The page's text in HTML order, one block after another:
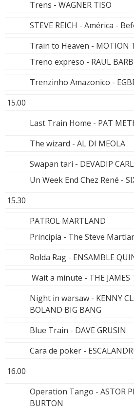
Trens - WAGNER TISO
STEVE REICH - América -
Train to Heaven - MOTION
Treno expreso - RAUL
Trenzinho Amazonico -
15.00
Last Train Home - PAT
The wizard - AL DI MEOLA
Swapan tari - DEVADIP
Un Week End Chez René -
15.30
PATROL MARTLAND
Principia - The Steve
Rolda Rag - ENSAMBLE
Wait a minute - THE JAMES
Night in warsaw - KENNY
BOLAND BIG BANG
Blue Train - DAVE GRUSIN
Cara de poker -
16.00
Operation Tango - ASTOR
BURTON